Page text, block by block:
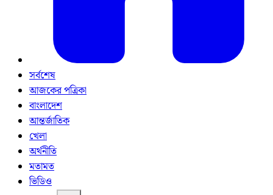
সর্বশেষ
আজকের পত্রিকা
বাংলাদেশ
আন্তর্জাতিক
খেলা
অর্থনীতি
মতামত
ভিডিও